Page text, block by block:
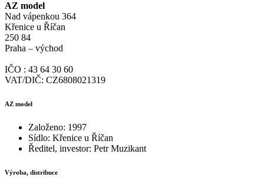
AZ model
Nad vápenkou 364
Křenice u Říčan
250 84
Praha – východ
IČO : 43 64 30 60
VAT/DIČ: CZ6808021319
AZ model
Založeno: 1997
Sídlo: Křenice u Říčan
Ředitel, investor: Petr Muzikant
Výroba, distribuce